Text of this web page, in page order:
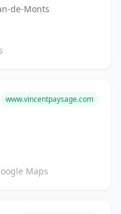
de-Monts
www.vincentpaysage.com
Maps